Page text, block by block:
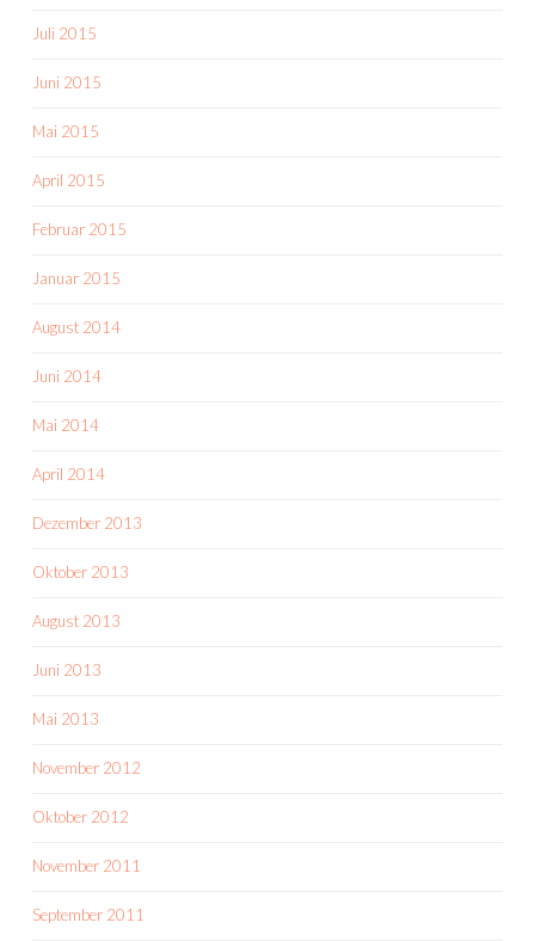
Juli 2015
Juni 2015
Mai 2015
April 2015
Februar 2015
Januar 2015
August 2014
Juni 2014
Mai 2014
April 2014
Dezember 2013
Oktober 2013
August 2013
Juni 2013
Mai 2013
November 2012
Oktober 2012
November 2011
September 2011